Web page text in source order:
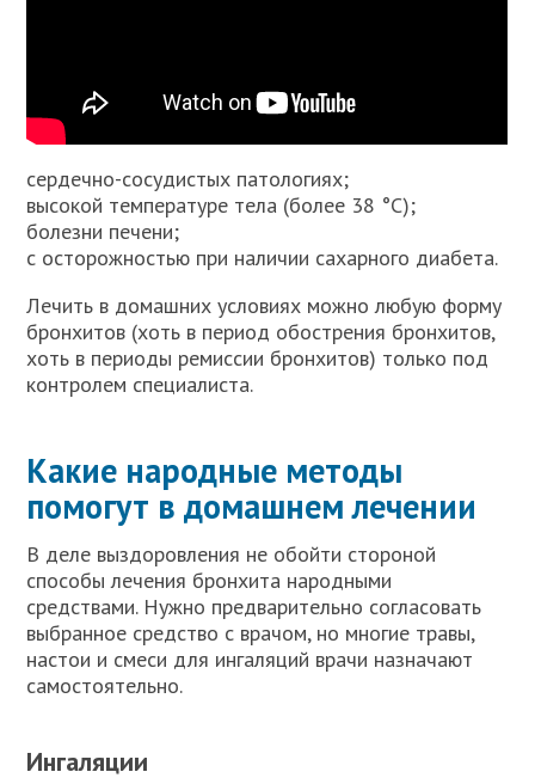
сердечно-сосудистых патологиях;
высокой температуре тела (более 38 °C);
болезни печени;
с осторожностью при наличии сахарного диабета.
Лечить в домашних условиях можно любую форму
бронхитов (хоть в период обострения бронхитов,
хоть в периоды ремиссии бронхитов) только под
контролем специалиста.
Какие народные методы
помогут в домашнем лечении
В деле выздоровления не обойти стороной
способы лечения бронхита народными
средствами. Нужно предварительно согласовать
выбранное средство с врачом, но многие травы,
настои и смеси для ингаляций врачи назначают
самостоятельно.
Ингаляции